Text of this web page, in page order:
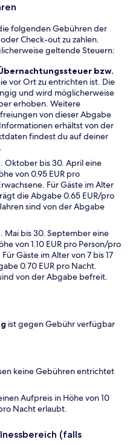
folgenden Gebühren der
Check-out zu zahlen.
geltende Steuern:
bzw.
vor Ort zu entrichten ist. Die
und wird möglicherweise
erhoben. Weitere
von dieser Abgabe
erhältst von der
findest du auf deiner
Oktober bis 30. April eine
von 0.95 EUR pro
Für Gäste im Alter
die Abgabe 0.65 EUR/pro
sind von der Abgabe
Mai bis 30. September eine
von 1.10 EUR pro Person/pro
Gäste im Alter von 7 bis 17
0.70 EUR pro Nacht.
von der Abgabe befreit.
ist gegen Gebühr verfügbar
keine Gebühren entrichtet
Aufpreis in Höhe von 10
Nacht erlaubt.
(falls